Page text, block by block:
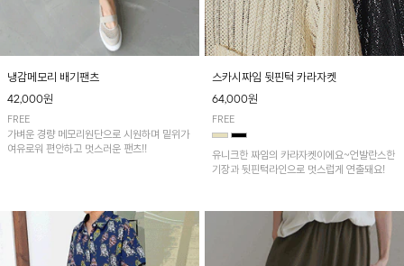
냉감메모리 배기팬츠
42,000원
FREE
가벼운 경량 메모리원단으로 시원하며 밑위가
여유로워 편안하고 멋스러운 팬츠!!
스카시짜임 뒷핀턱 카라자켓
64,000원
FREE
유니크한 짜임의 카라자켓이에요~언발란스한
기장과 뒷핀턱라인으로 멋스럽게 연출돼요!